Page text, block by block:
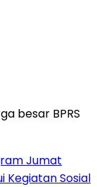
Jumat
Kegiatan Sosial